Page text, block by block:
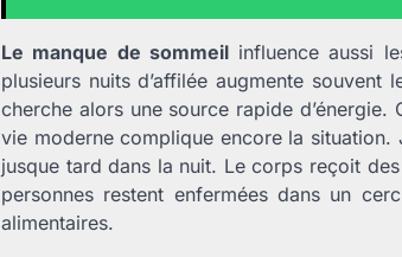
Le manque de sommeilinfluence aussi
plusieurs nuits d’affilée augmente souvent
cherche alors une source rapide
vie moderne complique encore la situation.
jusque tard dans la nuit. Le corps reçoit
personnes restent enfermées dans un
alimentaires.